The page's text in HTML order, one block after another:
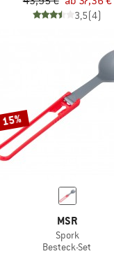
3,5(4)
15%
MSR
Spork
Besteck-Set